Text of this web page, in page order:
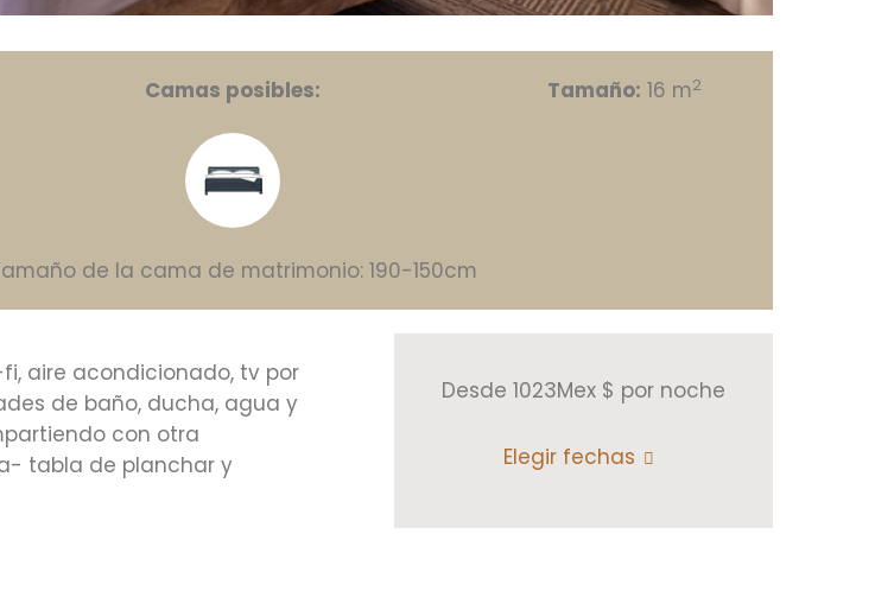
Camas posibles:
de la cama de matrimonio: 190-150cm
Tamaño: 16 m2
aire acondicionado, tv por
de baño, ducha, agua y
con otra
tabla de planchar y
Desde 1023Mex $ por noche
Elegir fechas